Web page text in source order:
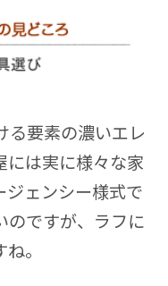
る要素の濃いエレ
には実に様々な家
ジェンシー様式で
のですが、ラフに
。